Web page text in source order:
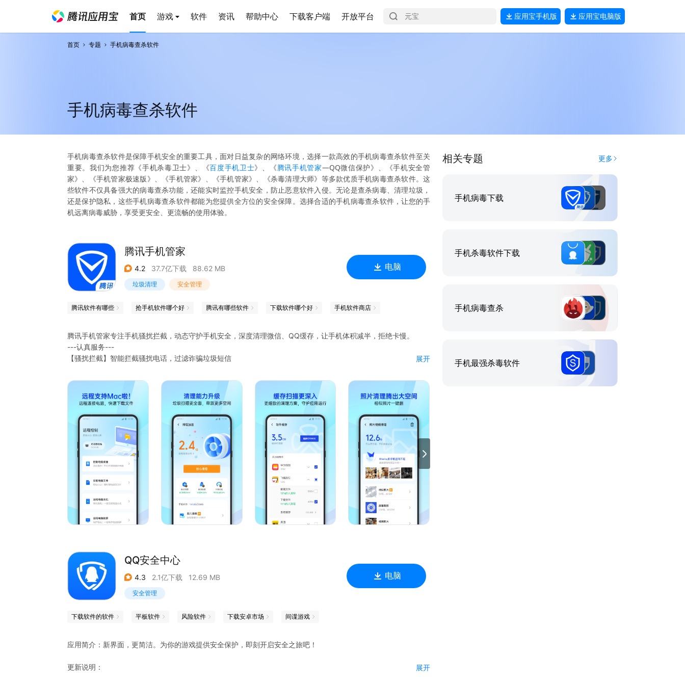
首页 游戏 软件 资讯 帮助中心 下载客户端 开放平台 应用宝手机版 应用宝电脑版
首页 专题 手机病毒查杀软件
手机病毒查杀软件
手机病毒查杀软件是保障手机安全的重要工具，面对日益复杂的网络环境，选择一款高效的手机病毒查杀软件至关
重要。我们为您推荐《手机杀毒卫士》、《百度手机卫士》、《腾讯手机管家—QQ微信保护》、《手机安全管
家》、《手机管家极速版》、《手机管家》、《手机管家》、《杀毒清理大师》等多款优质手机病毒查杀软件。这
些软件不仅具备强大的病毒查杀功能，还能实时监控手机安全，防止恶意软件入侵。无论是查杀病毒、清理垃圾，
还是保护隐私，这些手机病毒查杀软件都能为您提供全方位的安全保障。选择合适的手机病毒查杀软件，让您的手
机远离病毒威胁，享受更安全、更流畅的使用体验。
腾讯手机管家
4.2 37.7亿下载 88.62 MB
垃圾清理 安全管理
电脑
腾讯软件有哪些 抢手机软件哪个好 腾讯有哪些软件 下载软件哪个好 手机软件商店
腾讯手机管家专注手机骚扰拦截，动态守护手机安全，深度清理微信、QQ缓存，让手机体积减半，拒绝卡慢。
---认真服务---
【骚扰拦截】智能拦截骚扰电话，过滤诈骗垃圾短信
【清理加速】清理加速能力升级，释放空间告别卡慢
【微信清理】个性清理微信缓存，保证微信安全运行
---贴心守护---
【病毒查杀】安全防护全新升级，软件云查风险提醒
【隐私保险箱】个性化守护的您的个人隐私
【安全可靠】病毒、系统、充电检测360度安全护航
展开
QQ安全中心
4.3 2.1亿下载 12.69 MB
安全管理
电脑
下载软件的软件 平板软件 风险软件 下载安卓市场 间谍游戏
应用简介：新界面，更简洁。为你的游戏提供安全保护，即刻开启安全之旅吧！
更新说明： 展开
相关专题 更多
手机病毒下载
手机杀毒软件下载
手机病毒查杀
手机最强杀毒软件